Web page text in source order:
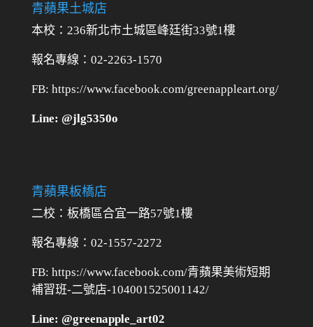
青蘋果土城店
本校：236新北市土城區峰廷街33號1樓
報名專線：02-2263-1570
FB: https://www.facebook.com/greenappleart.org/
Line: @jlg5350o
青蘋果板橋店
二校： 板橋區合宜一路57號1樓
報名專線：02-1557-2272
FB: https://www.facebook.com/青蘋果美術短期
補習班-二號店-104001525001142/
Line: @greenapple_art02